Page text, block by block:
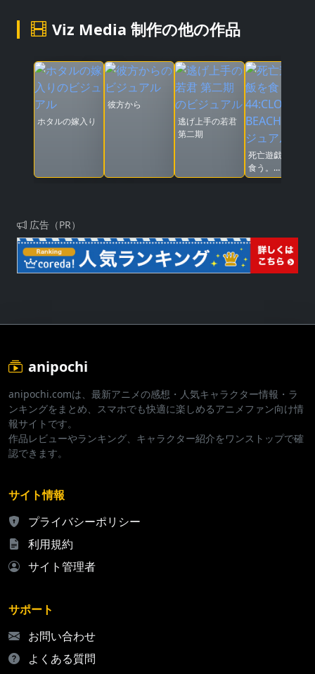
Viz Media 制作の他の作品
ホタルの嫁入り
彼方から
逃げ上手の若君
第二期
死亡遊戯で飯を
食う。
44:CLOUDY
広告（PR）
anipochi
anipochi.comは、最新アニメの感想・人気キャラクター情報・ラ
ンキングをまとめ、スマホでも快適に楽しめるアニメファン向け情
報サイトです。
作品レビューやランキング、キャラクター紹介をワンストップで確
認できます。
サイト情報
プライバシーポリシー
利用規約
サイト管理者
サポート
お問い合わせ
よくある質問